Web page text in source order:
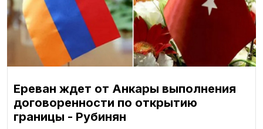
Ереван ждет от Анкары выполнения
договоренности по открытию
границы - Рубинян